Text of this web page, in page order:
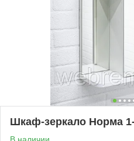
Шкаф-зеркало Норма
В наличии